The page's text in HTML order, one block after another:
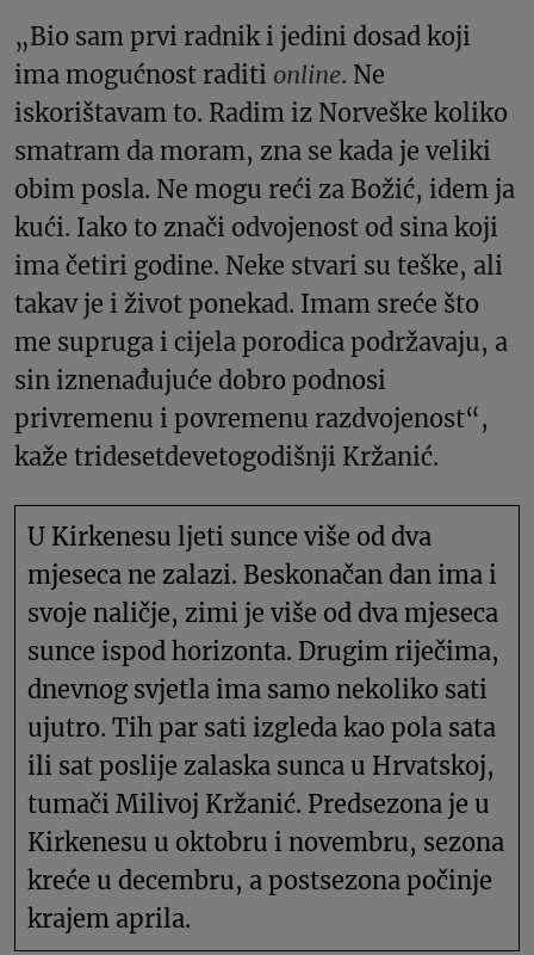
„Bio sam prvi radnik i jedini dosad koji
ima mogućnost raditi online. Ne
iskorištavam to. Radim iz Norveške koliko
smatram da moram, zna se kada je veliki
obim posla. Ne mogu reći za Božić, idem ja
kući. Iako to znači odvojenost od sina koji
ima četiri godine. Neke stvari su teške, ali
takav je i život ponekad. Imam sreće što
me supruga i cijela porodica podržavaju, a
sin iznenađujuće dobro podnosi
privremenu i povremenu razdvojenost“,
kaže tridesetdevetogodišnji Kržanić.
U Kirkenesu ljeti sunce više od dva
mjeseca ne zalazi. Beskonačan dan ima i
svoje naličje, zimi je više od dva mjeseca
sunce ispod horizonta. Drugim riječima,
dnevnog svjetla ima samo nekoliko sati
ujutro. Tih par sati izgleda kao pola sata
ili sat poslije zalaska sunca u Hrvatskoj,
tumači Milivoj Kržanić. Predsezona je u
Kirkenesu u oktobru i novembru, sezona
kreće u decembru, a postsezona počinje
krajem aprila.